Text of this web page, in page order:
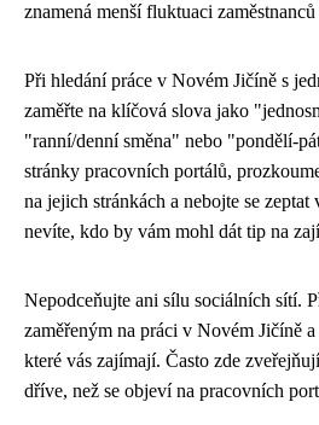
znamená menší fluktuaci
Při hledání práce v Novém Jičíně s
zaměřte na klíčová slova jako
"ranní/denní směna" nebo "pondělí-
stránky pracovních portálů,
na jejich stránkách a nebojte se
nevíte, kdo by vám mohl dát tip na
Nepodceňujte ani sílu sociálních sítí.
zaměřeným na práci v Novém Jičíně
které vás zajímají. Často zde
dříve, než se objeví na pracovních